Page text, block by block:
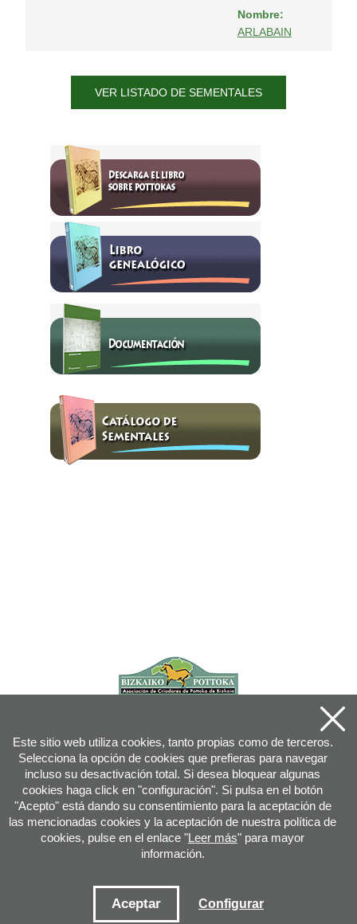
Nombre:
ARLABAIN
VER LISTADO DE SEMENTALES
info@pottoka.info
Condiciones de uso -Política de privacidad-Política de cookies
Este sitio web utiliza cookies, tanto propias como de terceros.
Selecciona la opción de cookies que prefieras para navegar
incluso su desactivación total. Si desea bloquear algunas
cookies haga click en "configuración". Si pulsa en el botón
"Acepto" está dando su consentimiento para la aceptación de
las mencionadas cookies y la aceptación de nuestra política de
cookies, pulse en el enlace "Leer más" para mayor
información.
Aceptar Configurar